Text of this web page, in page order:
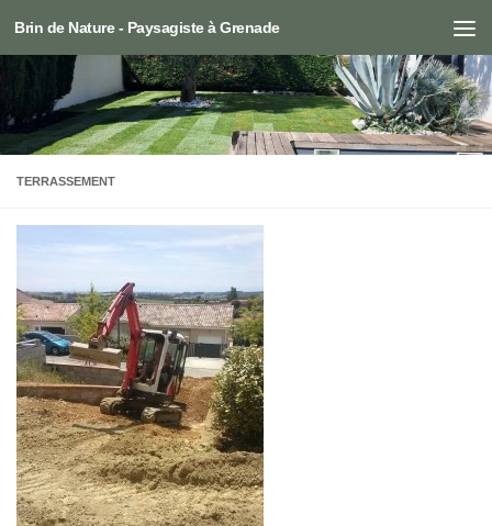
Skip to content
Brin de Nature - Paysagiste à Grenade
TERRASSEMENT